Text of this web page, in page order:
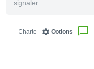
signaler
Options
Charte